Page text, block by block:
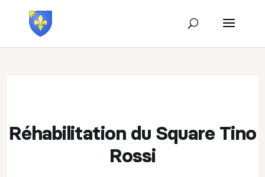
Réhabilitation du Square Tino
Rossi